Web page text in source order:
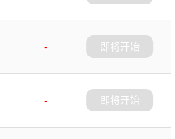
-
即将开始
-
即将开始